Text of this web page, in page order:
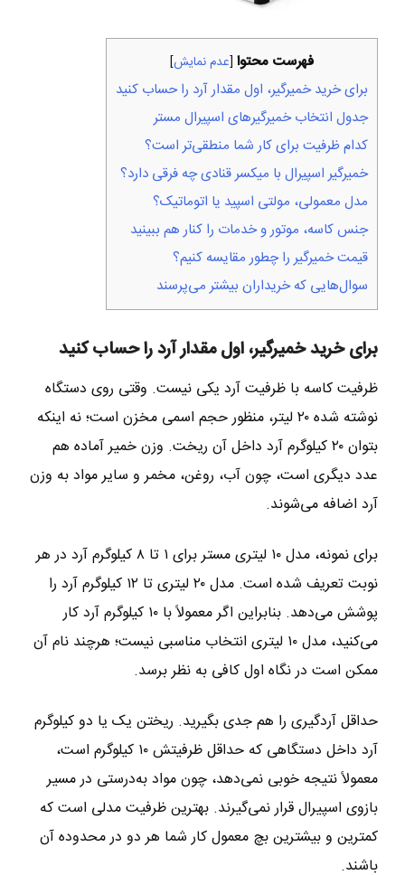
فهرست محتوا [عدم نمایش]
برای خرید خمیرگیر، اول مقدار آرد را حساب کنید
جدول انتخاب خمیرگیرهای اسپیرال مستر
کدام ظرفیت برای کار شما منطقی‌تر است؟
خمیرگیر اسپیرال با میکسر قنادی چه فرقی دارد؟
مدل معمولی، مولتی اسپید یا اتوماتیک؟
جنس کاسه، موتور و خدمات را کنار هم ببینید
قیمت خمیرگیر را چطور مقایسه کنیم؟
سوال‌هایی که خریداران بیشتر می‌پرسند
برای خرید خمیرگیر، اول مقدار آرد را حساب کنید
ظرفیت کاسه با ظرفیت آرد یکی نیست. وقتی روی دستگاه
نوشته شده ۲۰ لیتر، منظور حجم اسمی مخزن است؛ نه اینکه
بتوان ۲۰ کیلوگرم آرد داخل آن ریخت. وزن خمیر آماده هم
عدد دیگری است، چون آب، روغن، مخمر و سایر مواد به وزن
آرد اضافه می‌شوند.
برای نمونه، مدل ۱۰ لیتری مستر برای ۱ تا ۸ کیلوگرم آرد در هر
نوبت تعریف شده است. مدل ۲۰ لیتری تا ۱۲ کیلوگرم آرد را
پوشش می‌دهد. بنابراین اگر معمولاً با ۱۰ کیلوگرم آرد کار
می‌کنید، مدل ۱۰ لیتری انتخاب مناسبی نیست؛ هرچند نام آن
ممکن است در نگاه اول کافی به نظر برسد.
حداقل آردگیری را هم جدی بگیرید. ریختن یک یا دو کیلوگرم
آرد داخل دستگاهی که حداقل ظرفیتش ۱۰ کیلوگرم است،
معمولاً نتیجه خوبی نمی‌دهد، چون مواد به‌درستی در مسیر
بازوی اسپیرال قرار نمی‌گیرند. بهترین ظرفیت مدلی است که
کمترین و بیشترین بچ معمول کار شما هر دو در محدوده آن
باشند.